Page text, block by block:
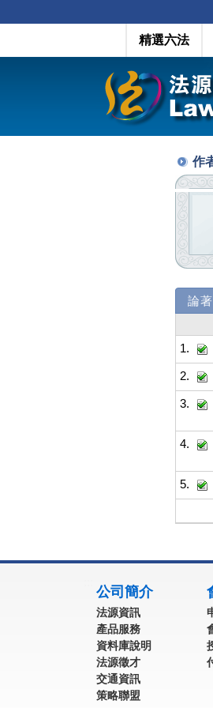
精選六法
作
論
1.
2.
3.
4.
5.
公司簡介
法源資訊
產品服務
資料庫說明
法源徵才
交通資訊
策略聯盟